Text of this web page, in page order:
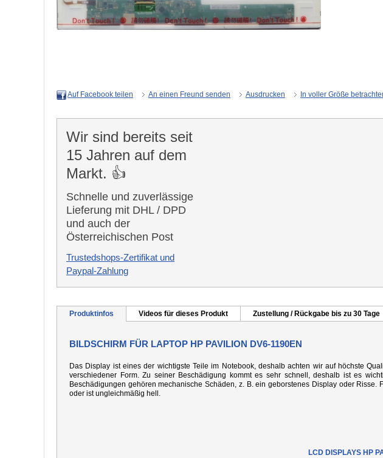
Auf Facebook teilen An einen Freund senden Ausdrucken In voller Größe
Wir sind bereits seit
15 Jahren auf dem
Markt. 👍
Schnelle und zuverlässige
Lieferung mit DHL / DPD
und auch der
Österreichischen Post
Trustedshops-Zertifikat und
Paypal-Zahlung
Produktinfos Videos für dieses Produkt Zustellung / Rückgabe bis zu 30 Tage
BILDSCHIRM FÜR LAPTOP HP PAVILION DV6-1190EN
Das Display ist eines der wichtigste Teile im Notebook, deshalb achten wir auf höchste
verschiedener Form. Zu seiner Beschädigung kommt es sehr schnell, deshalb ist es
Beschädigungen gehören mechanische Schäden, z. B. ein geborstenes Display oder
oder ist ungleichmäßig hell.
LCD DISPLAYS HP